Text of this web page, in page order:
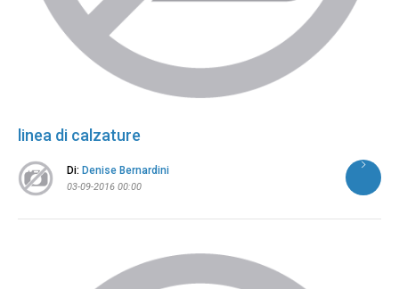
linea di calzature
Di: Denise Bernardini
03-09-2016 00:00